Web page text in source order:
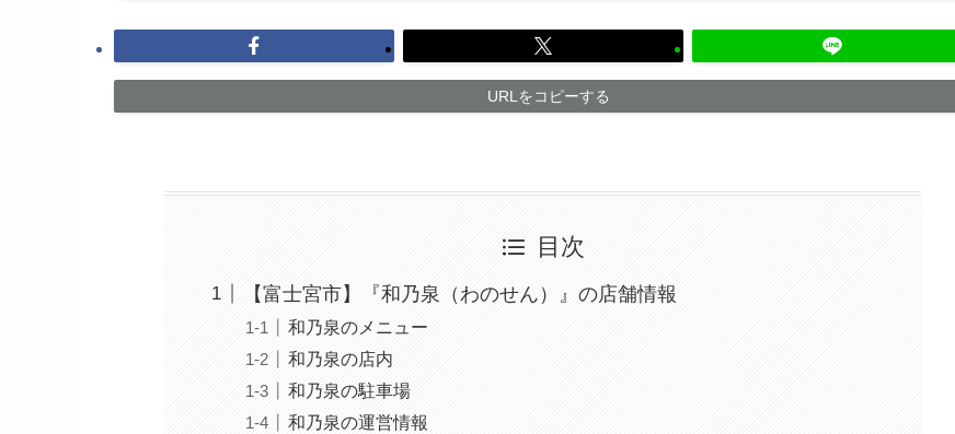
URLをコピーする
目次
【富士宮市】『和乃泉（わのせん）』の店舗情報
和乃泉のメニュー
和乃泉の店内
和乃泉の駐車場
和乃泉の運営情報